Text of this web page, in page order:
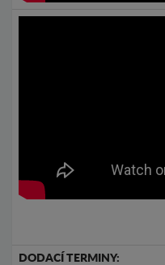
DODACÍ TERMINY: